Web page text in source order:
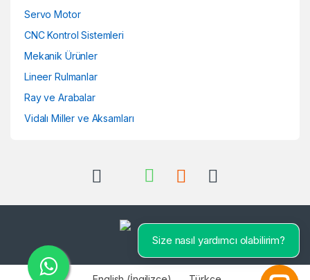
Servo Motor
CNC Kontrol Sistemleri
Mekanik Ürünler
Lineer Rulmanlar
Ray ve Arabalar
Vidalı Miller ve Aksamları
Size nasıl yardımcı olabilirim?